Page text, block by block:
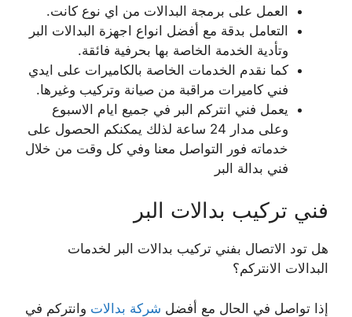
العمل على برمجة البدالات من اي نوع كانت.
التعامل بدقة مع أفضل انواع اجهزة البدالات البر
وتأدية الخدمة الخاصة بها بحرفية فائقة.
كما نقدم الخدمات الخاصة بالكاميرات على ايدي
فني كاميرات مراقبة من صيانة وتركيب وغيرها.
يعمل فني انتركم البر في جميع ايام الاسبوع
وعلى مدار 24 ساعة لذلك يمكنكم الحصول على
خدماته فور التواصل معنا وفي كل وقت من خلال
فني بدالة البر
فني تركيب بدالات البر
هل تود الاتصال بفني تركيب بدالات البر لخدمات
البدالات الانتركم؟
إذا تواصل في الحال مع أفضل شركة بدالات وانتركم في